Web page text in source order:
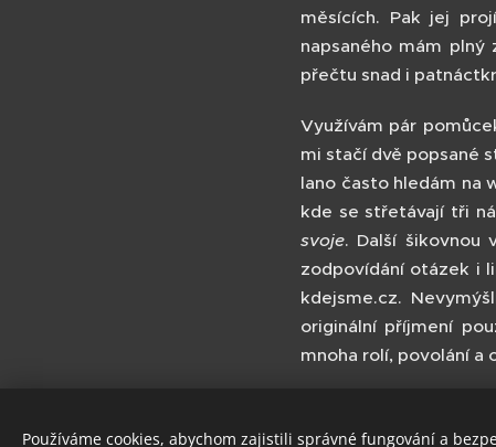
měsících. Pak jej
napsaného mám
přečtu snad i
Využívám pár
mi stačí dvě popsané
lano často hledám na
kde se střetávají tři
svoje. Další šikovnou
zodpovídání otázek i
kdejsme.cz.
originální příjmení
mnoha rolí, povolání a
Používáme cookies, abychom zajistili správné fungování a